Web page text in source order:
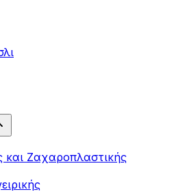
και Ζαχαροπλαστικής